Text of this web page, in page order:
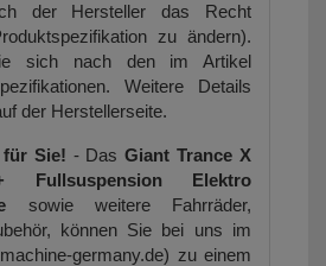
der Hersteller das Recht
zu ändern).
sich nach den im Artikel
Weitere Details
der Herstellerseite.
Sie! - DasGiant Trance X
Fullsuspension Elektro
sowie weitere Fahrräder,
können Sie bei uns im
germany.de) zu einem